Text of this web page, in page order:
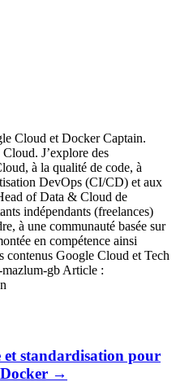
Cloud et Docker Captain.
J’explore des
à la qualité de code, à
DevOps (CI/CD) et aux
of Data & Cloud de
indépendants (freelances)
à une communauté basée sur
en compétence ainsi
Google Cloud et Tech
gb Article :
et standardisation pour
→